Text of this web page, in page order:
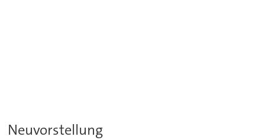
Neuvorstellung